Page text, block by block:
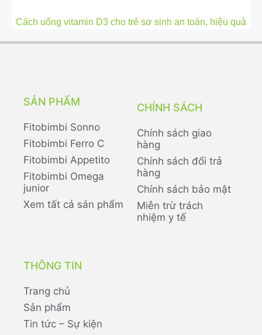
Cách uống vitamin D3 cho trẻ sơ sinh an toàn, hiệu quả
SẢN PHẨM
Fitobimbi Sonno
Fitobimbi Ferro C
Fitobimbi Appetito
Fitobimbi Omega
junior
Xem tất cả sản phẩm
CHÍNH SÁCH
Chính sách giao
hàng
Chính sách đổi trả
hàng
Chính sách bảo mật
Miễn trừ trách
nhiệm y tế
THÔNG TIN
Trang chủ
Sản phẩm
Tin tức – Sự kiện